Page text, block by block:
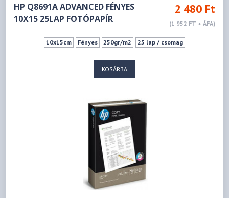
HP Q8691A ADVANCED FÉNYES
10X15 25LAP FOTÓPAPÍR
2 480 Ft
(1 952 FT + ÁFA)
10x15cm Fényes 250gr/m2 25 lap / csomag
KOSÁRBA